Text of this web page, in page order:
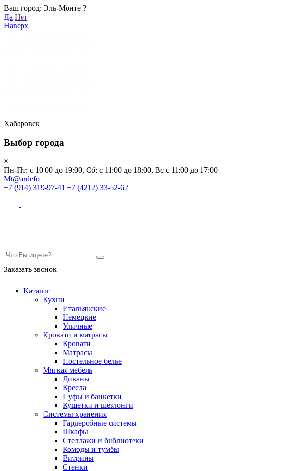
Ваш город: Эль-Монте ?
Да Нет
Наверх
Хабаровск
Выбор города
×
Пн-Пт: с 10:00 до 19:00, Сб: с 11:00 до 18:00, Вс с 11:00 до 17:00
Mt@ardefo
+7 (914) 319-97-41 +7 (4212) 33-62-62
Заказать звонок
Каталог
Кухни
Итальянские
Немецкие
Уличные
Кровати и матрасы
Кровати
Матрасы
Постельное белье
Мягкая мебель
Диваны
Кресла
Пуфы и банкетки
Кушетки и шезлонги
Системы хранения
Гардеробные системы
Шкафы
Стеллажи и библиотеки
Комоды и тумбы
Витрины
Стенки
Бренды
Клиентам
О компании
Хабаровск
Пн-Пт: с 10:00 до 19:00, Сб: с 11:00 до 18:00, Вс с 11:00 до 17:00
Mt@ardefo